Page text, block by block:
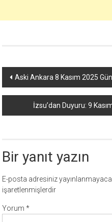
Yazı
dolaşımı
Aski Ankara 8 Kasım 2025
İzsu’dan Duyuru: 9
Bir yanıt yazın
E-posta adresiniz
işaretlenmişlerdir
Yorum*